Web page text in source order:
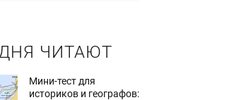
ЧИТАЮТ
Мини-тест для
историков и географов: